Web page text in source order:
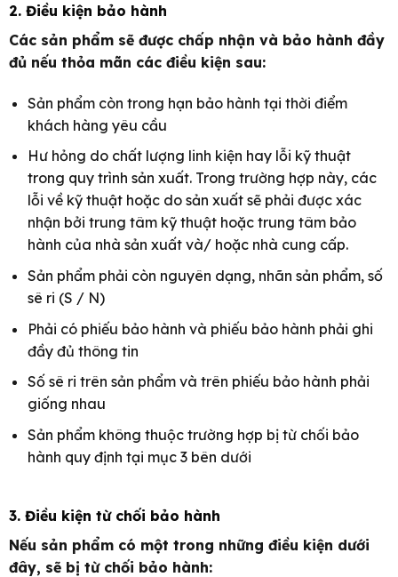
2. Điều kiện bảo hành
Các sản phẩm sẽ được chấp nhận và bảo hành đầy
đủ nếu thỏa mãn các điều kiện sau:
Sản phẩm còn trong hạn bảo hành tại thời điểm
khách hàng yêu cầu
Hư hỏng do chất lượng linh kiện hay lỗi kỹ thuật
trong quy trình sản xuất. Trong trường hợp này, các
lỗi về kỹ thuật hoặc do sản xuất sẽ phải được xác
nhận bởi trung tâm kỹ thuật hoặc trung tâm bảo
hành của nhà sản xuất và/ hoặc nhà cung cấp.
Sản phẩm phải còn nguyên dạng, nhãn sản phẩm, số
sê ri (S / N)
Phải có phiếu bảo hành và phiếu bảo hành phải ghi
đầy đủ thông tin
Số sê ri trên sản phẩm và trên phiếu bảo hành phải
giống nhau
Sản phẩm không thuộc trường hợp bị từ chối bảo
hành quy định tại mục 3 bên dưới
3. Điều kiện từ chối bảo hành
Nếu sản phẩm có một trong những điều kiện dưới
đây, sẽ bị từ chối bảo hành: